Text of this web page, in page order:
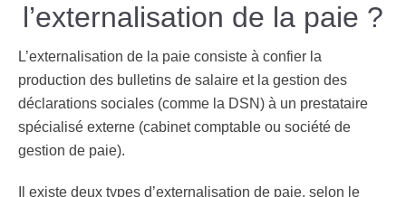
l’externalisation de la paie ?
L’externalisation de la paie consiste à confier la
production des bulletins de salaire et la gestion des
déclarations sociales (comme la DSN) à un prestataire
spécialisé externe (cabinet comptable ou société de
gestion de paie).
Il existe deux types d’externalisation de paie, selon le